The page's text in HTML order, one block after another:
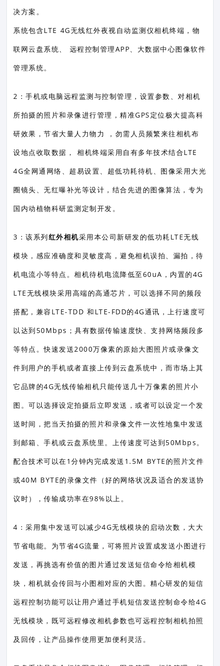
决方案。
系统包含LTE 4G无线红外夜视自动监测仪相机终端，物
联网云盘系统、 远程控制管理APP、大数据中心图像软件
管理系统。
2：手机或电脑远程监测与控制管理，设置参数、对相机
所拍摄的照片和录像进行管理，精准GPS定位极大提高科
研效果，节省大量人力物力 ，勿需人员频繁来往相机布
设地点收取数据， 相机终端采用自有多年技术结合LTE
4G全网通网络、超易设置、超低功耗待机、图像采用大光
圈镜头、无红曝补光等设计，结合先进的图像算法，专为
国内动植物科研监测定制开发。
3：该系列红外相机采用本公司新研发的低功耗LTE无线
模块，感应准确度和灵敏度高，避免相机误拍、漏拍，待
机电流小等特点。相机待机电流降低至60uA，内置的4G
LTE无线模块采用高端的高通芯片，可以选择不同的频段
搭配，兼容LTE-TDD 和LTE-FDD的4G通讯，上行速度可
以达到50Mbps；具有数据传输速度快、支持网络频段多
等特点。快速发送2000万像素的原始大图照片或录像文
件到用户的手机或者直接上传到云盘系统中，而市场上其
它品牌的4G无线传输相机只能传送几十万像素的照片小
图。可以选择设定拍摄后立即发送，或者可以设定一个发
送时间，把当天拍摄的照片和录像文件一次性地集中发送
到邮箱、手机或云盘系统里。上传速度可达到50Mbps。
配合技术可以在1分钟内完成发送1.5M BYTE的照片文件
或40M BYTE的录像文件（好的网络状况及适合的发送协
议时），传输成功率在98%以上。
4：采用集中发送可以减少4G无线模块的启动次数，大大
节省电能。为节省4G流量，可将照片设置成发送小图进行
发送，再挑选有价值的图片通过发送短信命令给相机模
块，相机就会传回与小图相对应的大图。精心研发的短信
远程控制功能可以让用户通过手机短信发送控制命令给4G
无线模块，既可远程修改相机参数也可远程控制相机拍照
及回传，让产品操作使用更加便利灵活。